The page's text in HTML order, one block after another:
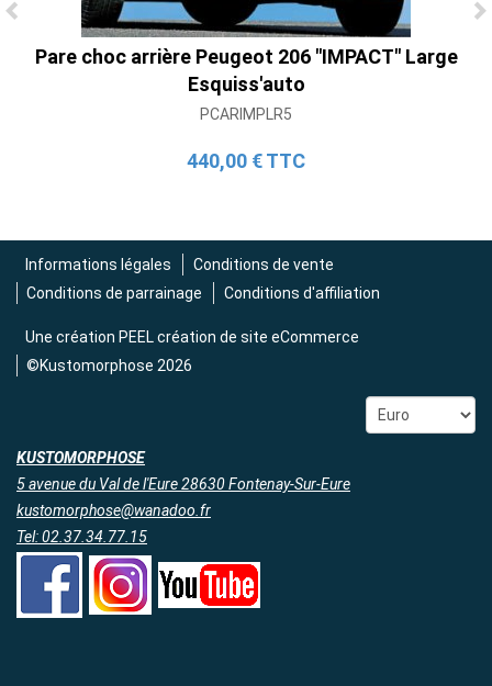
Ligne Cat-Back Active 4 Sorties avec
Tube en H pour Ford Mustang GT & V6
(2015-2023)
2 690,00 € TTC
Pare choc arrière Peugeot 206 "IMPACT" Large
Esquiss'auto
PCARIMPLR5
440,00 € TTC
Informations légales
Conditions de vente
Conditions de parrainage
Conditions d'affiliation
Une création PEEL création de site eCommerce
©Kustomorphose 2026
KUSTOMORPHOSE
5 avenue du Val de l'Eure 28630 Fontenay-Sur-Eure
kustomorphose@wanadoo.fr
Tel: 02.37.34.77.15